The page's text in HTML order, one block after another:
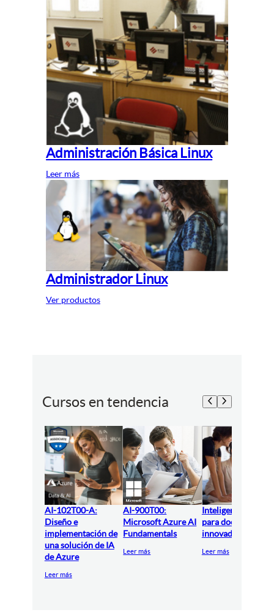
Administración Básica Linux
Leer más
Administrador Linux
Ver productos
Cursos en tendencia
AI-102T00-A:
Diseño e
implementación de
una solución de IA
de Azure
Leer más
AI-900T00:
Microsoft Azure AI
Fundamentals
Leer más
Inteligencia
para docentes
innovadores
Leer más